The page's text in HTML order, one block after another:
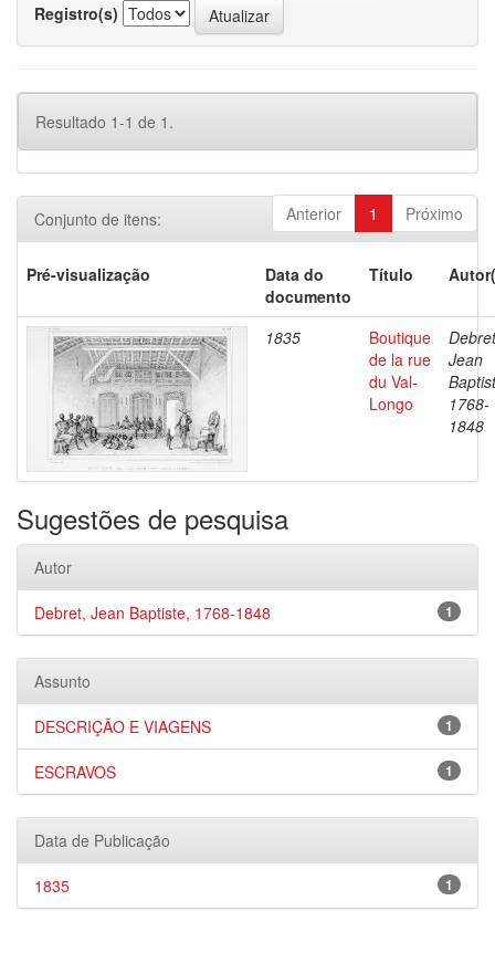
Registro(s)
Resultado 1-1 de 1.
Anterior 1 Próximo
Conjunto de itens:
Pré-visualização
Data do
documento
Título
1835
Boutique
de la rue
du Val-
Longo
Jean
1768-
1848
Sugestões de pesquisa
Autor
1
Debret, Jean Baptiste, 1768-1848
Assunto
1
DESCRIÇÃO E VIAGENS
1
ESCRAVOS
Data de Publicação
1
1835